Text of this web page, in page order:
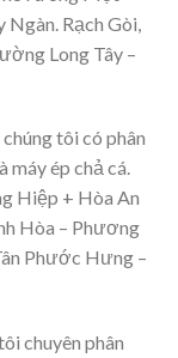
Rạch Gòi,
Long Tây –
tôi có phân
máy ép chả cá.
Hiệp + Hòa An
Hòa – Phương
Phước Hưng –
chuyên phân